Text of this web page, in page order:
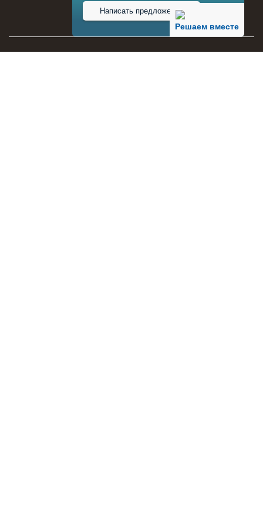
Решаем вместе
Написать предложение